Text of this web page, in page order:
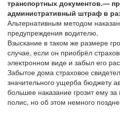
транспортных документов.—
административный штраф в
Альтернативным методом
предупреждения водителю.
Взыскание в таком же размере
случае, если он приобрёл
электронном виде и забыл его
Забытое дома страховое
значительного ущерба бюджету
большее наказание грозит ему
полис, но об этом немного